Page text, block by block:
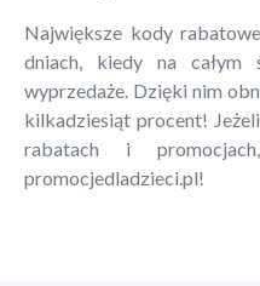
Największe kody
dniach, kiedy na całym
wyprzedaże. Dzięki nim
kilkadziesiąt procent!
rabatach i
promocjedladzieci.pl!